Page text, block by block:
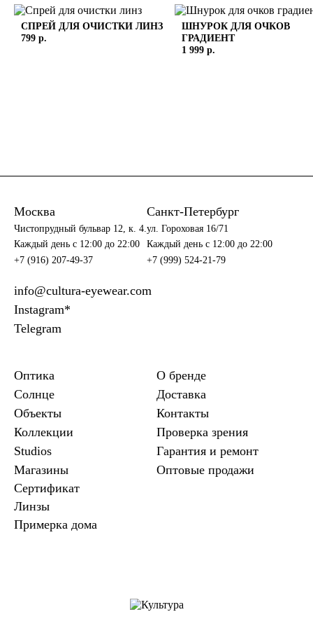
СПРЕЙ ДЛЯ ОЧИСТКИ ЛИНЗ
799 р.
ШНУРОК ДЛЯ ОЧКОВ
ГРАДИЕНТ
1 999 р.
Москва
Чистопрудный бульвар 12, к. 4.
Каждый день c 12:00 до 22:00
+7 (916) 207-49-37
Санкт-Петербург
ул. Гороховая 16/71
Каждый день c 12:00 до 22:00
+7 (999) 524-21-79
info@cultura-eyewear.com
Instagram*
Telegram
Оптика
Солнце
Объекты
Коллекции
Studios
Магазины
Сертификат
Линзы
Примерка дома
О бренде
Доставка
Контакты
Проверка зрения
Гарантия и ремонт
Оптовые продажи